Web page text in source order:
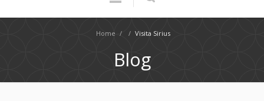
Home / / Visita Sirius
Blog